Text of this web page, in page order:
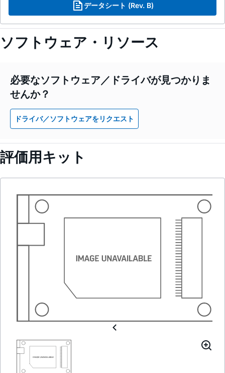
データシート (Rev. B)
ソフトウェア・リソース
必要なソフトウェア／ドライバが見つかりま
せんか？
ドライバ／ソフトウェアをリクエスト
評価用キット